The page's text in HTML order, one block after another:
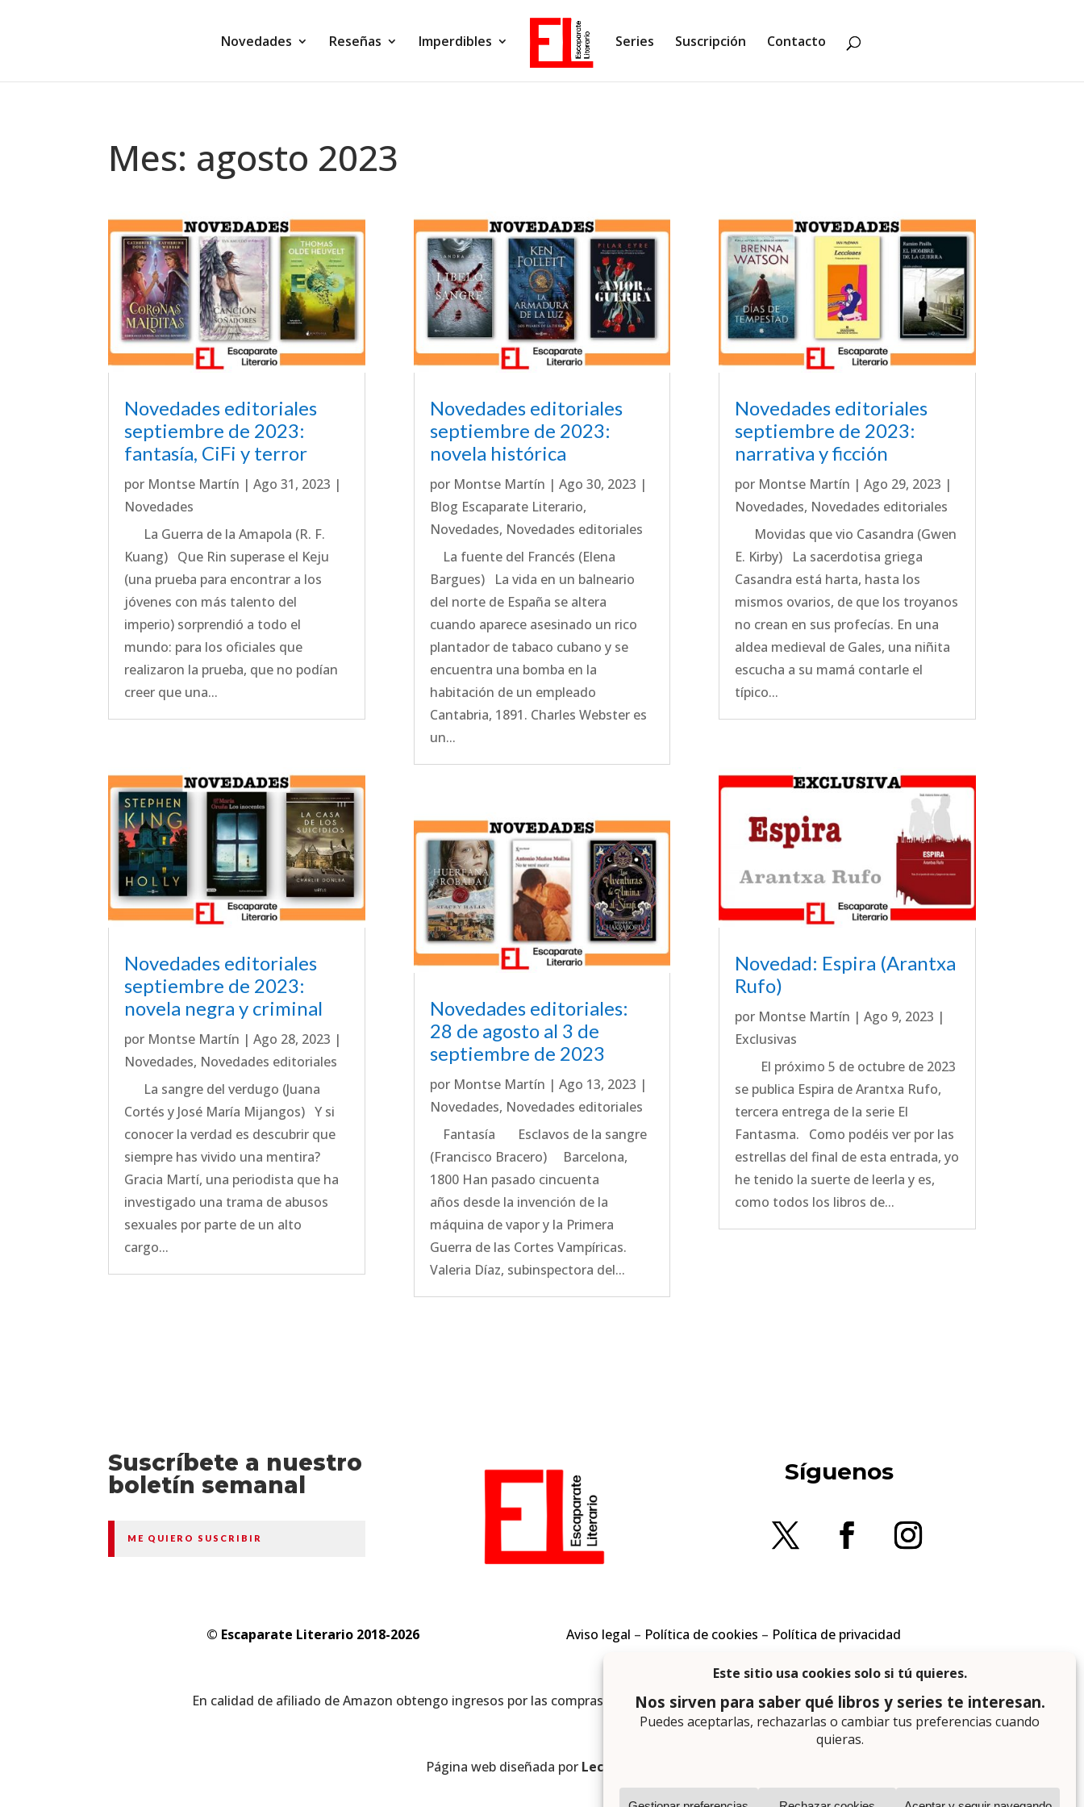
Novedades Reseñas Imperdibles Series Suscripción Contacto
Mes: agosto 2023
Novedades editoriales
septiembre de 2023:
fantasía, CiFi y terror
por Montse Martín |Ago 31, 2023 |
Novedades
La Guerra de la Amapola (R. F.
Kuang) Que Rin superase el Keju
(una prueba para encontrar a los
jóvenes con más talento del
imperio) sorprendió a todo el
mundo: para los oficiales que
realizaron la prueba, que no podían
creer que una...
Novedades editoriales
septiembre de 2023:
novela negra y criminal
por Montse Martín |Ago 28, 2023 |
Novedades, Novedades editoriales
La sangre del verdugo (Juana
Cortés y José María Mijangos) Y si
conocer la verdad es descubrir que
siempre has vivido una mentira?
Gracia Martí, una periodista que ha
investigado una trama de abusos
sexuales por parte de un alto
cargo...
Novedades editoriales
septiembre de 2023:
novela histórica
por Montse Martín | Ago 30, 2023 |
Blog Escaparate Literario,
Novedades, Novedades editoriales
La fuente del Francés (Elena
Bargues) La vida en un balneario
del norte de España se altera
cuando aparece asesinado un rico
plantador de tabaco cubano y se
encuentra una bomba en la
habitación de un empleado
Cantabria, 1891. Charles Webster es
un...
Novedades editoriales:
28 de agosto al 3 de
septiembre de 2023
por Montse Martín | Ago 13, 2023 |
Novedades, Novedades editoriales
Fantasía Esclavos de la sangre
(Francisco Bracero) Barcelona,
1800 Han pasado cincuenta
años desde la invención de la
máquina de vapor y la Primera
Guerra de las Cortes Vampíricas.
Valeria Díaz, subinspectora del...
Novedades editoriales
septiembre de 2023:
narrativa y ficción
por Montse Martín | Ago 29, 2023 |
Novedades, Novedades editoriales
Movidas que vio Casandra (Gwen
E. Kirby) La sacerdotisa griega
Casandra está harta, hasta los
mismos ovarios, de que los troyanos
no crean en sus profecías. En una
aldea medieval de Gales, una niñita
escucha a su mamá contarle el
típico...
Novedad: Espira (Arantxa
Rufo)
por Montse Martín | Ago 9, 2023 |
Exclusivas
El próximo 5 de octubre de 2023
se publica Espira de Arantxa Rufo,
tercera entrega de la serie El
Fantasma. Como podéis ver por las
estrellas del final de esta entrada, yo
he tenido la suerte de leerla y es,
como todos los libros de...
Suscríbete a nuestro
boletín semanal
ME QUIERO SUSCRIBIR
Síguenos
© Escaparate Literario 2018-2026 Aviso legal – Política de cookies – Política de privacidad
En calidad de afiliado de Amazon obtengo ingresos por las compras adscritas que cumplen los requisitos aplicables
Página web diseñada por Lector Cero